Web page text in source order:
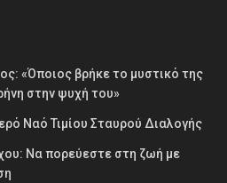
«Όποιος βρήκε το μυστικό της
στην ψυχή του»
Ναό Τιμίου Σταυρού Διαλογής
Να πορεύεστε στη ζωή με